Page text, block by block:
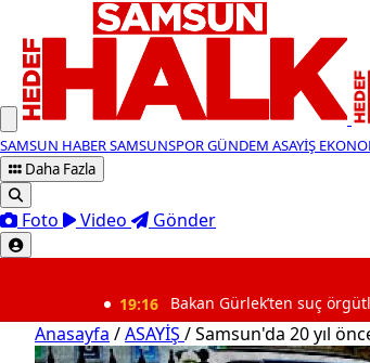
SAMSUN HABERSAMSUNSPORGÜNDEM ASAYİŞ
Daha Fazla
Foto Video Gönder
Bakan Gürlek’ten suç örgütlerine sert
Anasayfa /ASAYİŞ /Samsun'da 20 yıl